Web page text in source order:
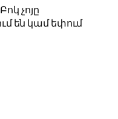
չոյը
են կամ եփում